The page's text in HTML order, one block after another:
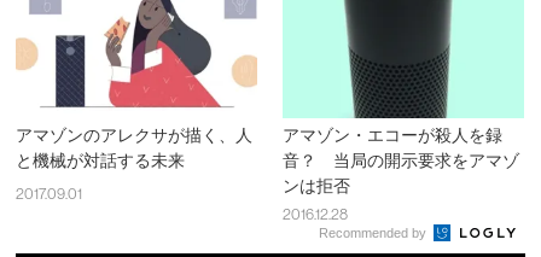
アマゾンのアレクサが描く、人
と機械が対話する未来
2017.09.01
アマゾン・エコーが殺人を録
音？ 当局の開示要求をアマゾ
ンは拒否
2016.12.28
Recommended by